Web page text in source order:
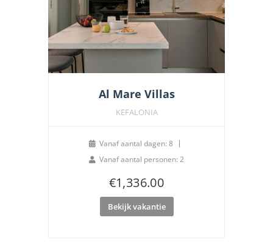
Al Mare Villas
KEFALONIA
Vanaf aantal dagen: 8
Vanaf aantal personen: 2
€1,336.00
Bekijk vakantie